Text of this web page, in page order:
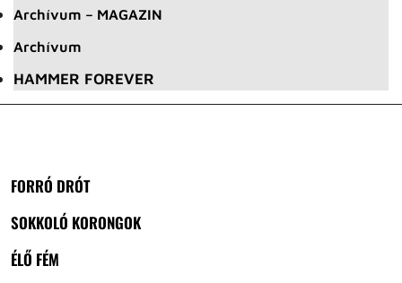
Archívum – MAGAZIN
Archívum
HAMMER FOREVER
FORRÓ DRÓT
SOKKOLÓ KORONGOK
ÉLŐ FÉM